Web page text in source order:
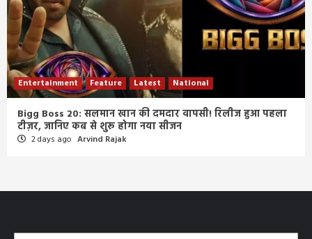
Entertainment Feature Latest National
Bigg Boss 20: सलमान खान की दमदार वापसी! रिलीज हुआ पहला
टीज़र, जानिए कब से शुरू होगा नया सीजन
2 days ago Arvind Rajak